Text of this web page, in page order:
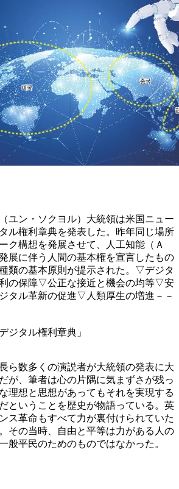
ユン・ソクヨル）大統領は米国ニュー
ル権利章典を発表した。昨年同じ場所
ク構想を発展させて、人工知能（Ａ
展に伴う人間の基本権を宣言したもの
類の基本原則が提示された。▽デジタ
の保障▽公正な接近と機会の均等▽安
タル革新の促進▽人類厚生の増進－－
ジタル権利章典」
ら数多くの演説者が大統領の発表に大
が、筆者は心の片隅に気まずさが残っ
理想と思想があってもそれを実現する
ということを歴史が物語っている。英
ス革命もすべて力が裏付けられていた
その当時、自由と平等は力がある人の
般平民のためのものではなかった。